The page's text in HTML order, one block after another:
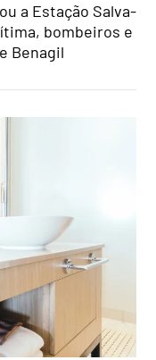
a Estação Salva-
bombeiros e
Benagil